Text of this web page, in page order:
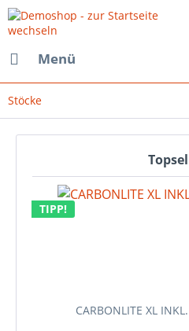
Menü
Stöcke
TIPP!
CARBONLITE XL